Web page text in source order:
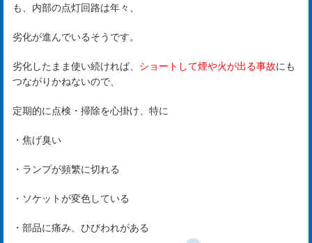
も、内部の点灯回路は年々、
劣化が進んでいるそうです。
劣化したまま使い続ければ、 ショートして煙や火が出る事故にも
つながりかねないので、
定期的に点検・掃除を心掛け、特に
・焦げ臭い
・ランプが頻繁に切れる
・ソケットが変色している
・部品に痛み、ひびわれがある